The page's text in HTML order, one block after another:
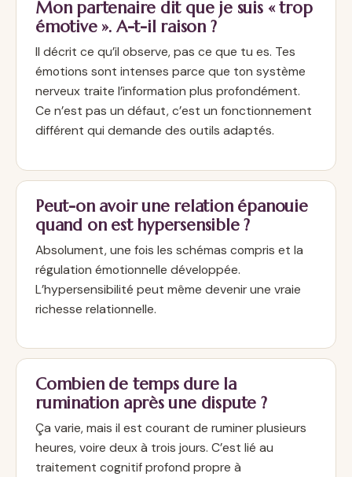
Mon partenaire dit que je suis « trop
émotive ». A-t-il raison ?
Il décrit ce qu’il observe, pas ce que tu es. Tes
émotions sont intenses parce que ton système
nerveux traite l’information plus profondément.
Ce n’est pas un défaut, c’est un fonctionnement
différent qui demande des outils adaptés.
Peut-on avoir une relation épanouie
quand on est hypersensible ?
Absolument, une fois les schémas compris et la
régulation émotionnelle développée.
L’hypersensibilité peut même devenir une vraie
richesse relationnelle.
Combien de temps dure la
rumination après une dispute ?
Ça varie, mais il est courant de ruminer plusieurs
heures, voire deux à trois jours. C’est lié au
traitement cognitif profond propre à